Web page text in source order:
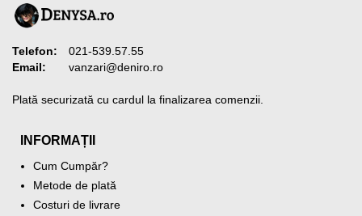
Telefon:
021-539.57.55
Email:
vanzari@deniro.ro
Plată securizată cu cardul la finalizarea comenzii.
INFORMAȚII
Cum Cumpăr?
Metode de plată
Costuri de livrare